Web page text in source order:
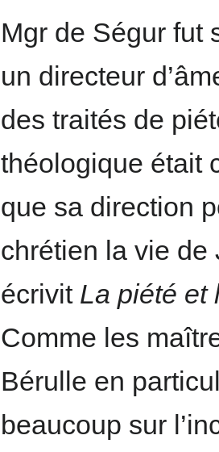
Mgr de Ségur fut
un directeur
des traités de
théologique était
que sa direction
chrétien la vie de
écrivit La piété et
Comme les
Bérulle en
beaucoup sur